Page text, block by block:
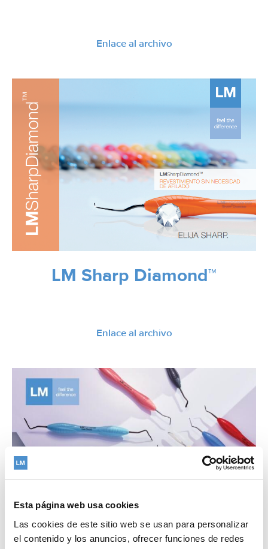
Esta página web usa cookies
Las cookies de este sitio web se usan para personalizar
el contenido y los anuncios, ofrecer funciones de redes
Enlace al archivo
LM Sharp Diamond™
Enlace al archivo